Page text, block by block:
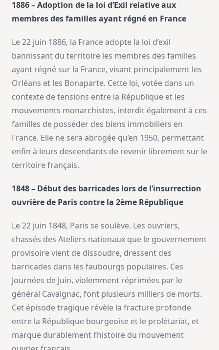
1886 – Adoption de la loi d’Exil relative aux
membres des familles ayant régné en France
Le 22 juin 1886, la France adopte la loi d’exil
bannissant du territoire les membres des familles
ayant régné sur la France, visant principalement les
Orléans et les Bonaparte. Cette loi, votée dans un
contexte de tensions entre la République et les
mouvements monarchistes, interdit également à ces
familles de posséder des biens immobiliers en
France. Elle ne sera abrogée qu’en 1950, permettant
enfin à leurs descendants de revenir librement sur le
territoire français.
1848 – Début des barricades lors de l’insurrection
ouvrière de Paris contre la 2ème République
Le 22 juin 1848, Paris se soulève. Les ouvriers,
chassés des Ateliers nationaux que le gouvernement
provisoire vient de dissoudre, dressent des
barricades dans les faubourgs populaires. Ces
Journées de Juin, violemment réprimées par le
général Cavaignac, font plusieurs milliers de morts.
Cet épisode tragique révèle la fracture profonde
entre la République bourgeoise et le prolétariat, et
marque durablement l’histoire du mouvement